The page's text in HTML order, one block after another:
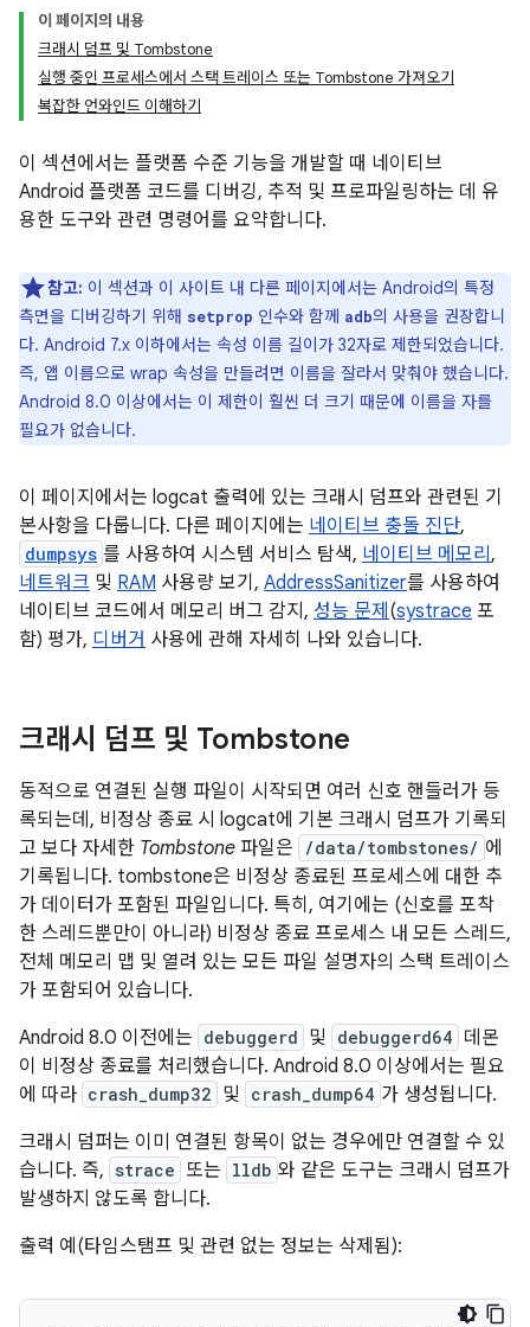
이 페이지의 내용
크래시 덤프 및 Tombstone
실행 중인 프로세스에서 스택 트레이스 또는 Tombstone 가져오기
복잡한 언와인드 이해하기
이 섹션에서는 플랫폼 수준 기능을 개발할 때 네이티브
Android 플랫폼 코드를 디버깅, 추적 및 프로파일링하는 데 유
용한 도구와 관련 명령어를 요약합니다.
참고: 이 섹션과 이 사이트 내 다른 페이지에서는 Android의 특정
측면을 디버깅하기 위해 setprop 인수와 함께 adb의 사용을 권장합니
다. Android 7.x 이하에서는 속성 이름 길이가 32자로 제한되었습니다.
즉, 앱 이름으로 wrap 속성을 만들려면 이름을 잘라서 맞춰야 했습니다.
Android 8.0 이상에서는 이 제한이 훨씬 더 크기 때문에 이름을 자를
필요가 없습니다.
이 페이지에서는 logcat 출력에 있는 크래시 덤프와 관련된 기
본사항을 다룹니다. 다른 페이지에는 네이티브 충돌 진단,
dumpsys 를 사용하여 시스템 서비스 탐색, 네이티브 메모리 ,
네트워크 및 RAM 사용량 보기, AddressSanitizer를 사용하여
네이티브 코드에서 메모리 버그 감지, 성능 문제 (systrace 포
함) 평가, 디버거 사용에 관해 자세히 나와 있습니다.
크래시 덤프 및 Tombstone
동적으로 연결된 실행 파일이 시작되면 여러 신호 핸들러가 등
록되는데, 비정상 종료 시 logcat에 기본 크래시 덤프가 기록되
고 보다 자세한 Tombstone 파일은 /data/tombstones/ 에
기록됩니다. tombstone은 비정상 종료된 프로세스에 대한 추
가 데이터가 포함된 파일입니다. 특히, 여기에는 (신호를 포착
한 스레드뿐만이 아니라) 비정상 종료 프로세스 내 모든 스레드,
전체 메모리 맵 및 열려 있는 모든 파일 설명자의 스택 트레이스
가 포함되어 있습니다.
Android 8.0 이전에는 debuggerd 및 debuggerd64 데몬
이 비정상 종료를 처리했습니다. Android 8.0 이상에서는 필요
에 따라 crash_dump32 및 crash_dump64 가 생성됩니다.
크래시 덤퍼는 이미 연결된 항목이 없는 경우에만 연결할 수 있
습니다. 즉, strace 또는 lldb 와 같은 도구는 크래시 덤프가
발생하지 않도록 합니다.
출력 예(타임스탬프 및 관련 없는 정보는 삭제됨):